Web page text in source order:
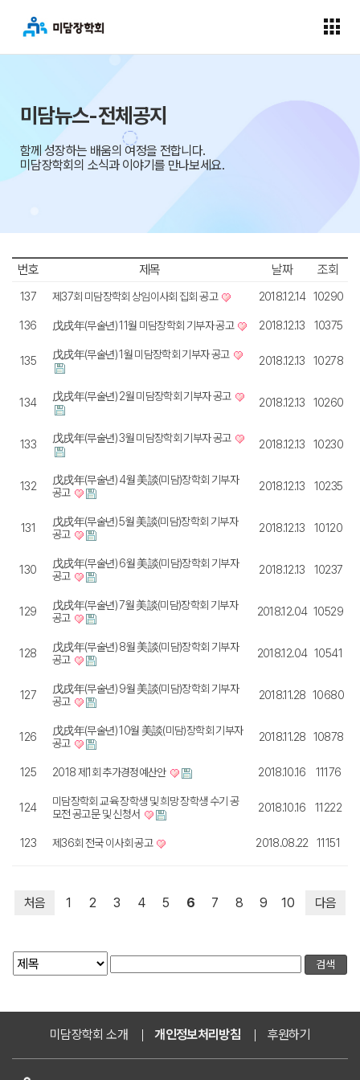
미담뉴스-전체공지
함께 성장하는 배움의 여정을 전합니다.
미담장학회의 소식과 이야기를 만나보세요.
번호 제목 날짜 조회
137 제37회 미담장학회 상임이사회 집회 공고 2018.12.14 10290
136 戊戌年(무술년) 11월 미담장학회 기부자 공고​​ 2018.12.13 10375
135 戊戌年(무술년) 1월 미담장학회 기부자 공고​​ 2018.12.13 10278
134 戊戌年(무술년) 2월 미담장학회 기부자 공고 2018.12.13 10260
133 戊戌年(무술년) 3월 미담장학회 기부자 공고 2018.12.13 10230
132
戊戌年(무술년) 4월 美談(미담)장학회 기부자
공고​
2018.12.13 10235
131
戊戌年(무술년) 5월 美談(미담)장학회 기부자
공고​
2018.12.13 10120
130
戊戌年(무술년) 6월 美談(미담)장학회 기부자
공고
2018.12.13 10237
129
戊戌年(무술년) 7월 美談(미담)장학회 기부자
공고
2018.12.04 10529
128
戊戌年(무술년) 8월 美談(미담)장학회 기부자
공고
2018.12.04 10541
127
戊戌年(무술년) 9월 美談(미담)장학회 기부자
공고
2018.11.28 10680
126
戊戌年(무술년) 10월 美談(미담)장학회 기부자
공고
2018.11.28 10878
125 2018 제1회 추가경정예산안 2018.10.16 11176
124
미담장학회 교육 장학생 및 희망 장학생 수기 공
모전 공고문 및 신청서
2018.10.16 11222
123 제36회 전국 이사회 공고 2018.08.22 11151
처음 1 2 3 4 5 6 7 8 9 10 다음
미담장학회 소개 개인정보처리방침 후원하기